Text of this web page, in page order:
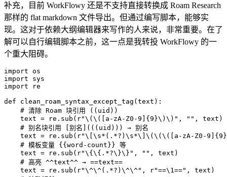
补充，目前 WorkFlowy 还是不支持直接转换成 Roam Research
那样的 flat markdown 文件导出。但通过编写脚本，能够实
现。这对于依赖大纲编辑器来写作的人来说，非常重要。在了
解可以自行编辑脚本之前，这一点是我转投 WorkFlowy 的一
个重大阻碍。
import os
import sys
import re
def clean_roam_syntax_except_tag(text):
    # 清除 Roam 块引用 ((uid))
    text = re.sub(r"\(\([a-zA-Z0-9]{9}\)\)", "", text)
    # 别名块引用 [别名](((uid))) → 别名
text = re.sub(r"\[\s*(.*?)\s*\]\(\(\([a-zA-Z0-
    # 模板变量 {{word-count}} 等
    text = re.sub(r"\{\{.*?\}\}", "", text)
    # 高亮 ^^text^^ → ==text==
    text = re.sub(r"\^\^(.*?)\^\^", r"==\1==", text)